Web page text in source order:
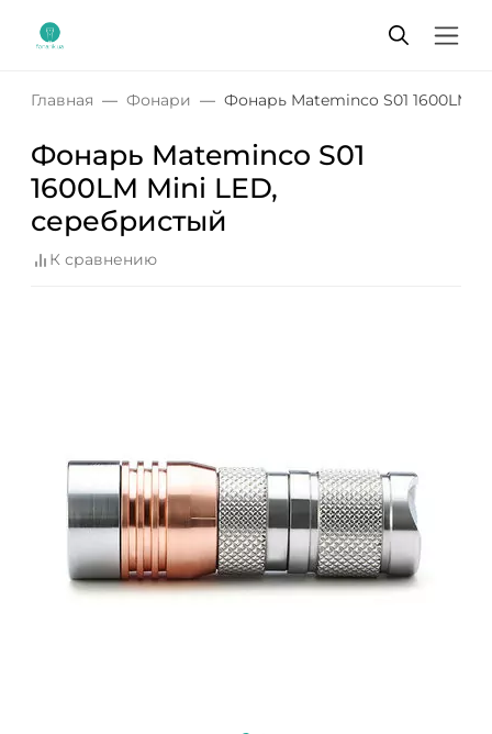
Главная Фонари Фонарь Mateminсo S01 1600LM
Фонарь Mateminсo S01
1600LM Mini LED,
серебристый
К сравнению